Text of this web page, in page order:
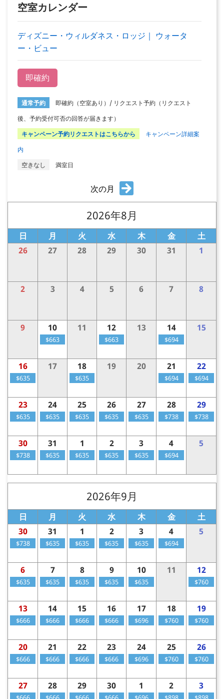
空室カレンダー
ディズニー・ウィルダネス・ロッジ｜ ウォータ
ー・ビュー
即確約
通常予約
即確約（空室あり）/ リクエスト予約（リクエスト
後、予約受付可否の回答が届きます）
キャンペーン予約リクエストはこちらから
キャンペーン詳細案
内
空きなし
満室日
次の月
2026年8月
日 月 火 水 木 金
土
26
27 28 29 30 31 1
2 3 4 5 6 7 8
9 10
$663
11 12
$663
13 14
$694
15
16
$635
17 18
$635
19 20 21
$694
22
$694
23
$635
24
$635
25
$635
26
$635
27
$635
28
$738
29
$738
30
$738
31
$635
1
$635
2
$635
3
$635
4
$694
5
2026年9月
日 月 火 水 木 金
土
30
$738
31
$635
1
$635
2
$635
3
$635
4
$694
5
6
$635
7
$635
8
$635
9
$635
10
$635
11 12
$760
13
$666
14
$666
15
$666
16
$666
17
$696
18
$760
19
$760
20
$666
21
$666
22
$666
23
$666
24
$696
25
$760
26
$760
27 28 29 30 1 2 3